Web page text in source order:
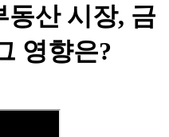
동산 시장, 금
영향은?